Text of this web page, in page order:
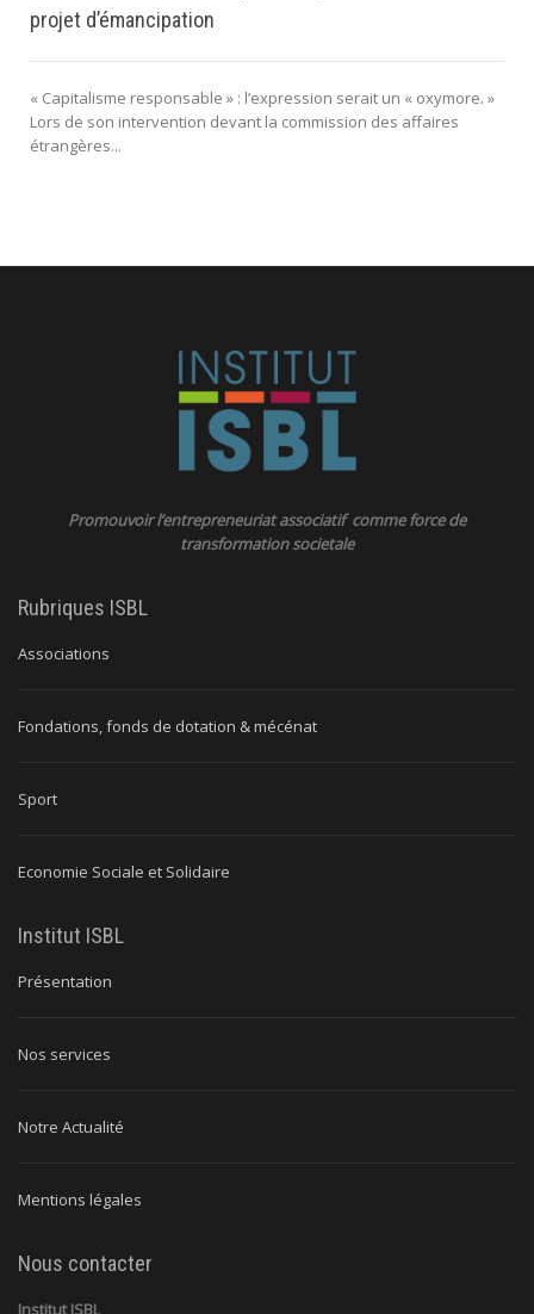
projet d’émancipation
« Capitalisme responsable » : l’expression serait un « oxymore. »
Lors de son intervention devant la commission des affaires
étrangères...
Promouvoir l’entrepreneuriat associatif comme force de
transformation societale
Rubriques ISBL
Associations
Fondations, fonds de dotation & mécénat
Sport
Economie Sociale et Solidaire
Institut ISBL
Présentation
Nos services
Notre Actualité
Mentions légales
Nous contacter
Institut ISBL